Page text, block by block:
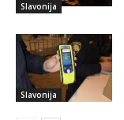
Slavonija
Slavonija